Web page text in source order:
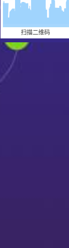
扫描二维码